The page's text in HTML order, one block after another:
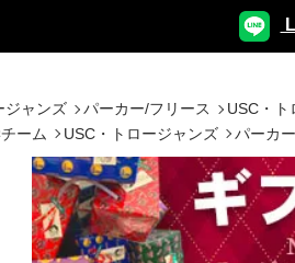
ジャンズ パーカー/フリース
USC・ト
ーム USC・トロージャンズ パーカ